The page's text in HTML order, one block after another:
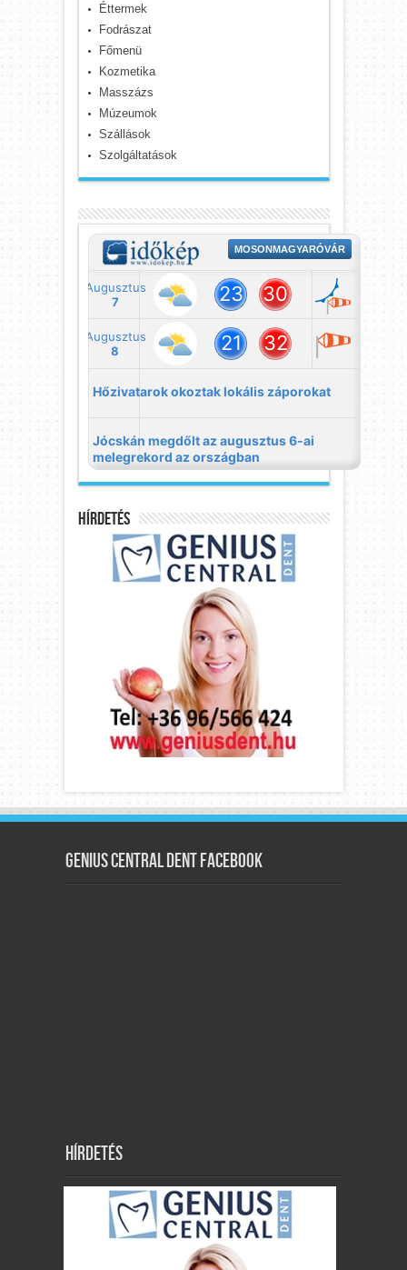
Éttermek
Fodrászat
Főmenü
Kozmetika
Masszázs
Múzeumok
Szállások
Szolgáltatások
Hírdetés
Genius Central Dent Facebook
Hírdetés